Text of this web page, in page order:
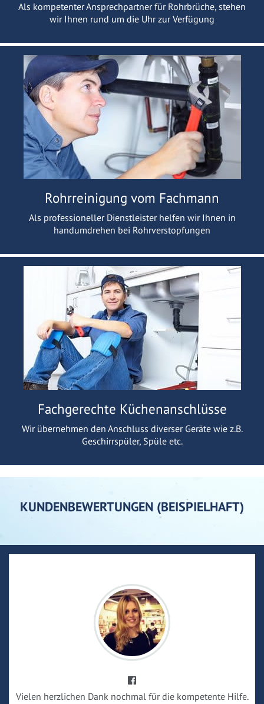
Als kompetenter Ansprechpartner für Rohrbrüche, stehen
wir Ihnen rund um die Uhr zur Verfügung
Rohrreinigung vom Fachmann
Als professioneller Dienstleister helfen wir Ihnen in
handumdrehen bei Rohrverstopfungen
Fachgerechte Küchenanschlüsse
Wir übernehmen den Anschluss diverser Geräte wie z.B.
Geschirrspüler, Spüle etc.
KUNDENBEWERTUNGEN (BEISPIELHAFT)
Vielen herzlichen Dank nochmal für die kompetente Hilfe.